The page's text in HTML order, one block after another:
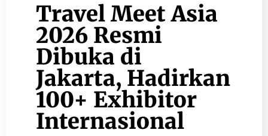
Travel Meet Asia
2026 Resmi
Dibuka di
Jakarta, Hadirkan
100+ Exhibitor
Internasional